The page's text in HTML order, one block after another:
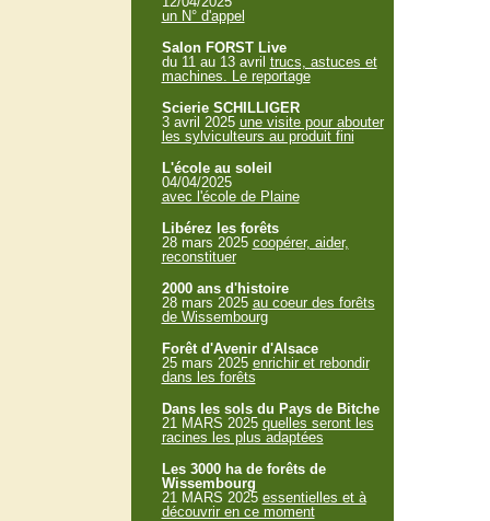
un N° d'appel
Salon FORST Live
du 11 au 13 avril trucs, astuces et
machines. Le reportage
Scierie SCHILLIGER
3 avril 2025 une visite pour abouter
les sylviculteurs au produit fini
L'école au soleil
04/04/2025
avec l'école de Plaine
Libérez les forêts
28 mars 2025 coopérer, aider,
reconstituer
2000 ans d'histoire
28 mars 2025 au coeur des forêts
de Wissembourg
Forêt d'Avenir d'Alsace
25 mars 2025 enrichir et rebondir
dans les forêts
Dans les sols du Pays de Bitche
21 MARS 2025 quelles seront les
racines les plus adaptées
Les 3000 ha de forêts de
Wissembourg
21 MARS 2025 essentielles et à
découvrir en ce moment